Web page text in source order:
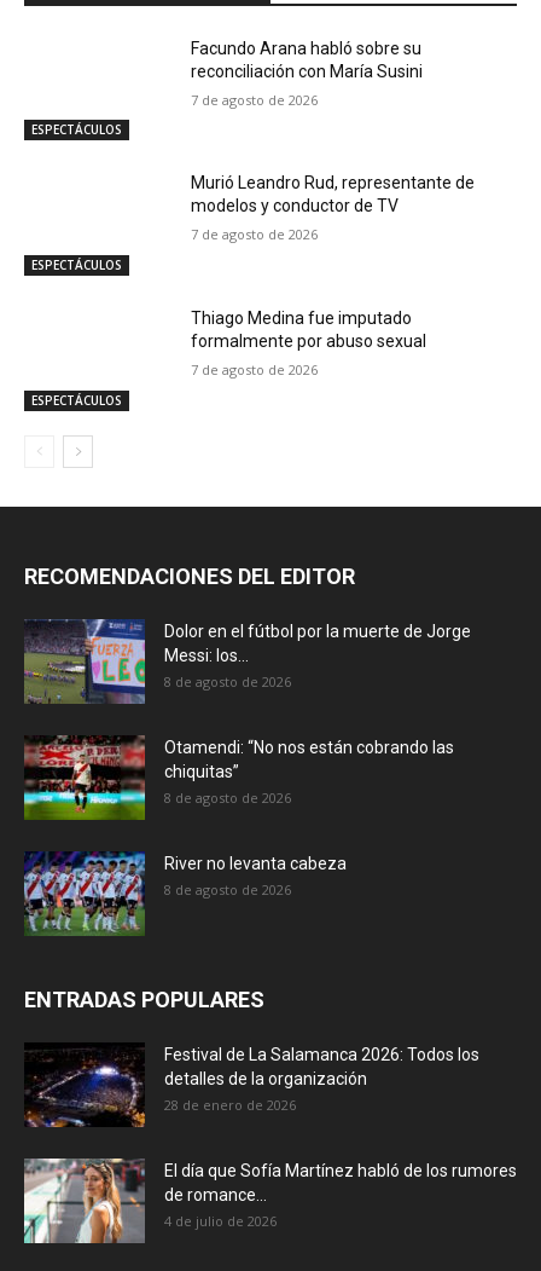
ESPECTÁCULOS
Facundo Arana habló sobre su
reconciliación con María Susini
7 de agosto de 2026
ESPECTÁCULOS
Murió Leandro Rud, representante de
modelos y conductor de TV
7 de agosto de 2026
ESPECTÁCULOS
Thiago Medina fue imputado
formalmente por abuso sexual
7 de agosto de 2026
RECOMENDACIONES DEL EDITOR
Dolor en el fútbol por la muerte de Jorge
Messi: los...
8 de agosto de 2026
Otamendi: “No nos están cobrando las
chiquitas”
8 de agosto de 2026
River no levanta cabeza
8 de agosto de 2026
ENTRADAS POPULARES
Festival de La Salamanca 2026: Todos los
detalles de la organización
28 de enero de 2026
El día que Sofía Martínez habló de los rumores
de romance...
4 de julio de 2026